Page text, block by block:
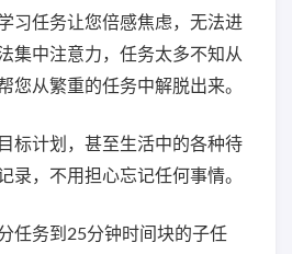
习任务让您倍感焦虑，无法进
集中注意力，任务太多不知从
您从繁重的任务中解脱出来。
标计划，甚至生活中的各种待
录，不用担心忘记任何事情。
任务到25分钟时间块的子任